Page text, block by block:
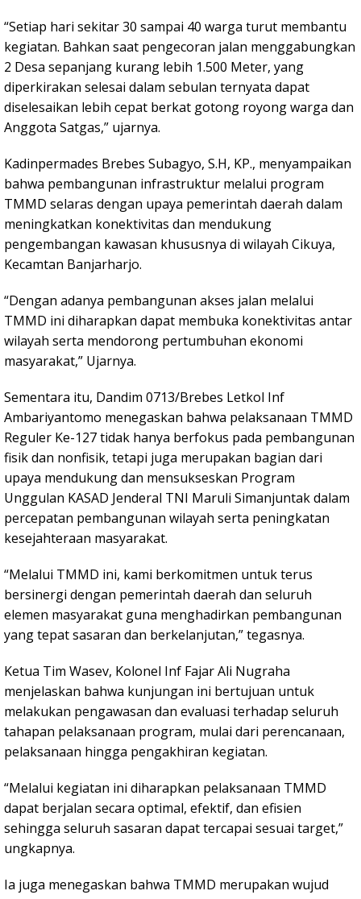
“Setiap hari sekitar 30 sampai 40 warga turut membantu
kegiatan. Bahkan saat pengecoran jalan menggabungkan
2 Desa sepanjang kurang lebih 1.500 Meter, yang
diperkirakan selesai dalam sebulan ternyata dapat
diselesaikan lebih cepat berkat gotong royong warga dan
Anggota Satgas,” ujarnya.
Kadinpermades Brebes Subagyo, S.H, KP., menyampaikan
bahwa pembangunan infrastruktur melalui program
TMMD selaras dengan upaya pemerintah daerah dalam
meningkatkan konektivitas dan mendukung
pengembangan kawasan khususnya di wilayah Cikuya,
Kecamtan Banjarharjo.
“Dengan adanya pembangunan akses jalan melalui
TMMD ini diharapkan dapat membuka konektivitas antar
wilayah serta mendorong pertumbuhan ekonomi
masyarakat,” Ujarnya.
Sementara itu, Dandim 0713/Brebes Letkol Inf
Ambariyantomo menegaskan bahwa pelaksanaan TMMD
Reguler Ke-127 tidak hanya berfokus pada pembangunan
fisik dan nonfisik, tetapi juga merupakan bagian dari
upaya mendukung dan mensukseskan Program
Unggulan KASAD Jenderal TNI Maruli Simanjuntak dalam
percepatan pembangunan wilayah serta peningkatan
kesejahteraan masyarakat.
“Melalui TMMD ini, kami berkomitmen untuk terus
bersinergi dengan pemerintah daerah dan seluruh
elemen masyarakat guna menghadirkan pembangunan
yang tepat sasaran dan berkelanjutan,” tegasnya.
Ketua Tim Wasev, Kolonel Inf Fajar Ali Nugraha
menjelaskan bahwa kunjungan ini bertujuan untuk
melakukan pengawasan dan evaluasi terhadap seluruh
tahapan pelaksanaan program, mulai dari perencanaan,
pelaksanaan hingga pengakhiran kegiatan.
“Melalui kegiatan ini diharapkan pelaksanaan TMMD
dapat berjalan secara optimal, efektif, dan efisien
sehingga seluruh sasaran dapat tercapai sesuai target,”
ungkapnya.
Ia juga menegaskan bahwa TMMD merupakan wujud